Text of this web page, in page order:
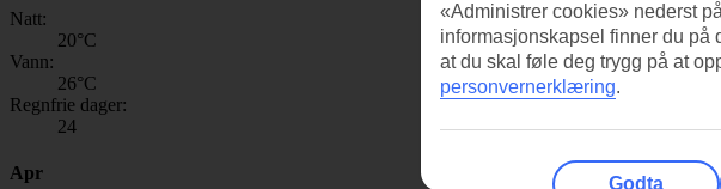
Natt:
20°C
Vann:
26°C
Regnfrie dager:
24
Apr
«Administrer cookies» nederst
informasjonskapsel finner du på
at du skal føle deg trygg på at
personvernerklæring.
Godta